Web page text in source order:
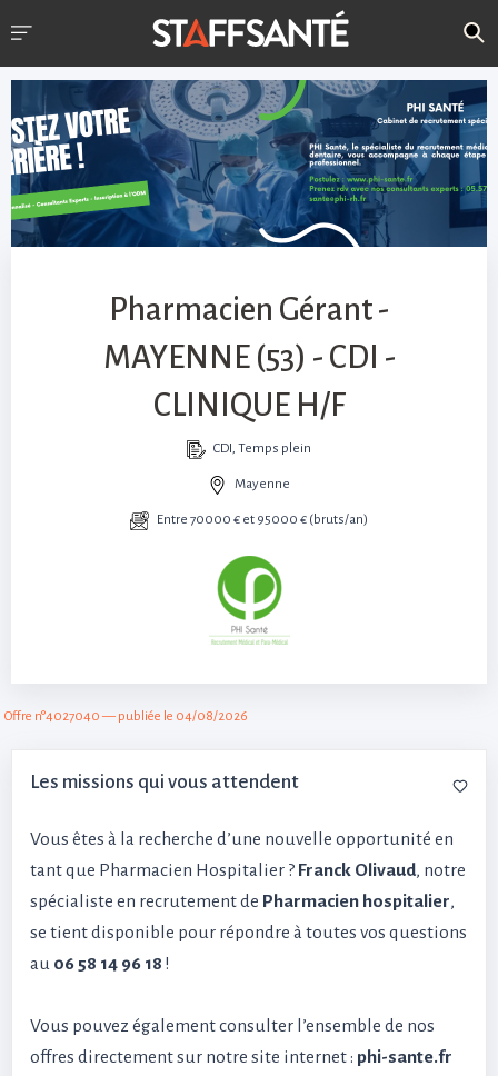
Pharmacien Gérant -
MAYENNE (53) - CDI -
CLINIQUE H/F
CDI, Temps plein
Mayenne
Entre 70000 € et 95000 € (bruts/an)
Offre n°4027040 — publiée le 04/08/2026
Les missions qui vous attendent
Vous êtes à la recherche d’une nouvelle opportunité en
tant que Pharmacien Hospitalier ? Franck Olivaud, notre
spécialiste en recrutement de Pharmacien hospitalier,
se tient disponible pour répondre à toutes vos questions
au 06 58 14 96 18 !
Vous pouvez également consulter l’ensemble de nos
offres directement sur notre site internet : phi-sante.fr